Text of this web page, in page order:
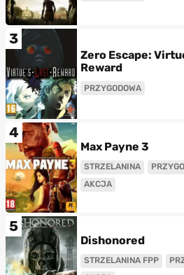
3
Zero Escape:
Reward
PRZYGODOWA
4
Max Payne 3
STRZELANINA
AKCJA
5
Dishonored
STRZELANINA FPP